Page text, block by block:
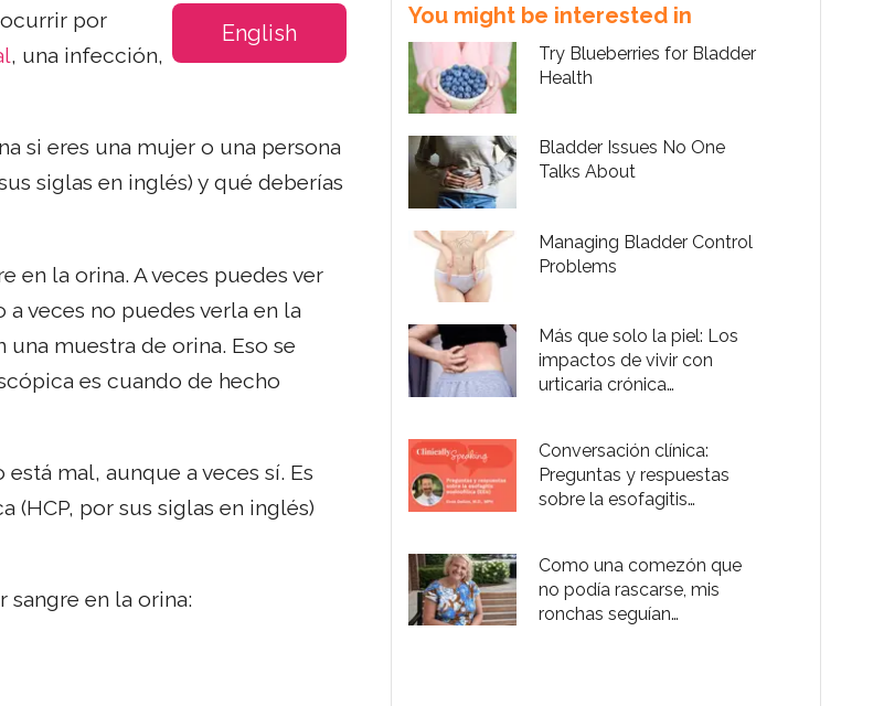
English
por
, una infección,
si eres una mujer o una persona
siglas en inglés) y qué deberías
en la orina. A veces puedes ver
veces no puedes verla en la
muestra de orina. Eso se
es cuando de hecho
mal, aunque a veces sí. Es
por sus siglas en inglés)
sangre en la orina:
You might be interested in
Try Blueberries for Bladder
Health
Bladder Issues No One
Talks About
Managing Bladder Control
Problems
Más que solo la piel: Los
impactos de vivir con
urticaria crónica
Conversación clínica:
Preguntas y respuestas
sobre la esofagitis
Como una comezón que
no podía rascarse, mis
ronchas seguían